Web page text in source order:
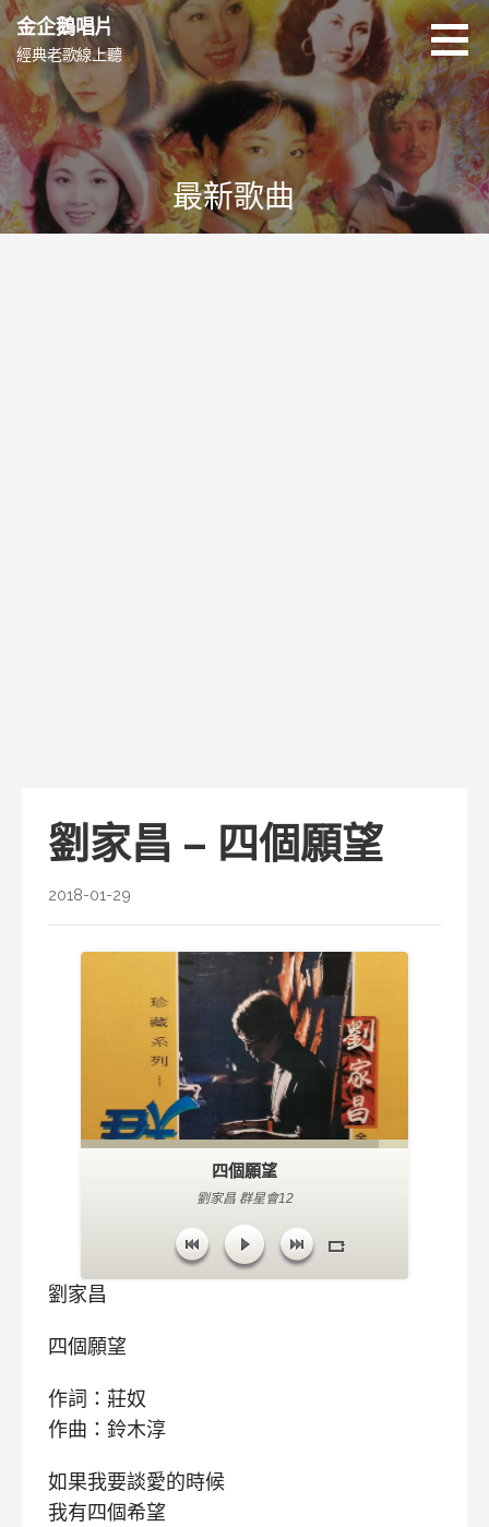
跳
至
主
內
容
金企鵝唱片
經典老歌線上聽
最新歌曲
劉家昌 – 四個願望
2018-01-29
四個願望
劉家昌 群星會12
劉家昌
四個願望
作詞：莊奴
作曲：鈴木淳
如果我要談愛的時候
我有四個希望